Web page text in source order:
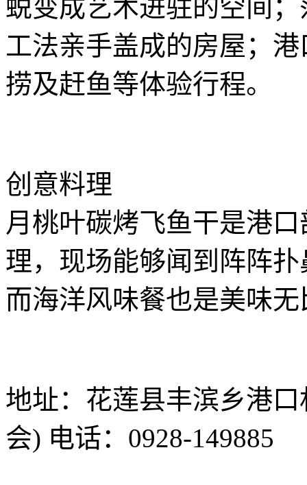
蜕变成艺术进驻的空间
工法亲手盖成的房屋；
捞及赶鱼等体验行程。
创意料理
月桃叶碳烤飞鱼干是港
理，现场能够闻到阵阵
而海洋风味餐也是美味无
地址：花莲县丰滨乡港
会) 电话：0928-149885